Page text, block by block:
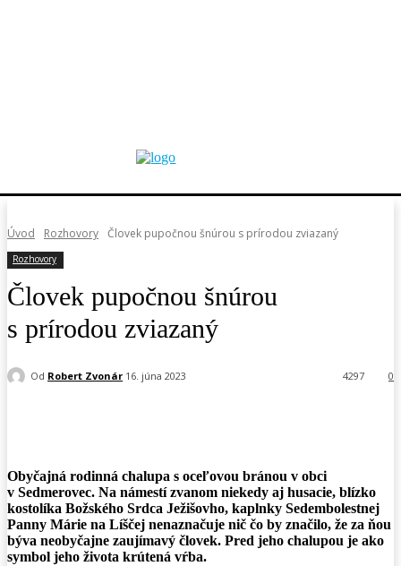
Úvod Rozhovory Človek pupočnou šnúrou s prírodou zviazaný
Rozhovory
Človek pupočnou šnúrou
s prírodou zviazaný
Od Robert Zvonár 16. júna 2023 0
4297
Obyčajná rodinná chalupa s oceľovou bránou v obci
v Sedmerovec. Na námestí zvanom niekedy aj husacie, blízko
kostolíka Božského Srdca Ježišovho, kaplnky Sedembolestnej
Panny Márie na Líščej nenaznačuje nič čo by značilo, že za ňou
býva neobyčajne zaujímavý človek. Pred jeho chalupou je ako
symbol jeho života krútená vŕba.